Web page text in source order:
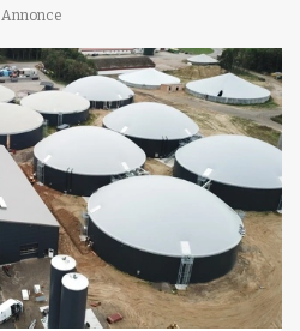
Annonce